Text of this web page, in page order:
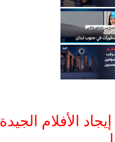
الأفلام الجيدة